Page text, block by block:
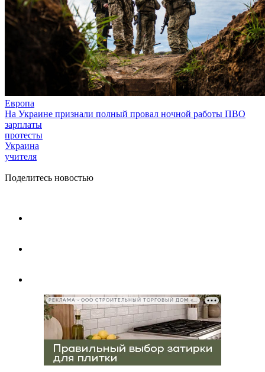
Европа
На Украине признали полный провал ночной работы ПВО
зарплаты
протесты
Украина
учителя
Поделитесь новостью
РЕКЛАМА • ООО СТРОИТЕЛЬНЫЙ ТОРГОВЫЙ ДОМ «ПЕТРОВИЧ», ИНН 7802348846